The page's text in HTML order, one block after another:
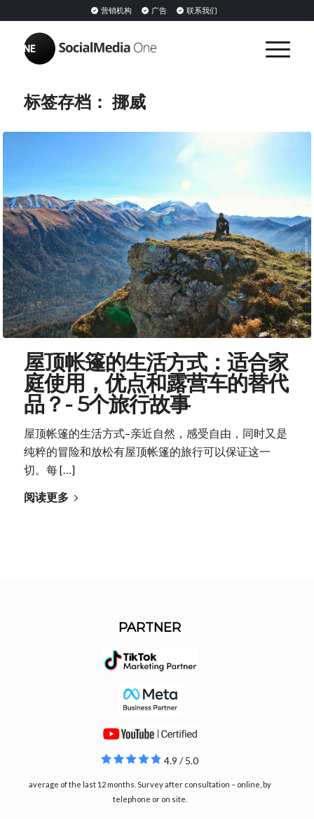
营销机构 广告 联系我们
标签存档： 挪威
屋顶帐篷的生活方式：适合家
庭使用，优点和露营车的替代
品？- 5个旅行故事
屋顶帐篷的生活方式–亲近自然，感受自由，同时又是
纯粹的冒险和放松有屋顶帐篷的旅行可以保证这一
切。每 […]
阅读更多
PARTNER
4.9 / 5.0
average of the last 12 months. Survey after consultation – online, by
telephone or on site.